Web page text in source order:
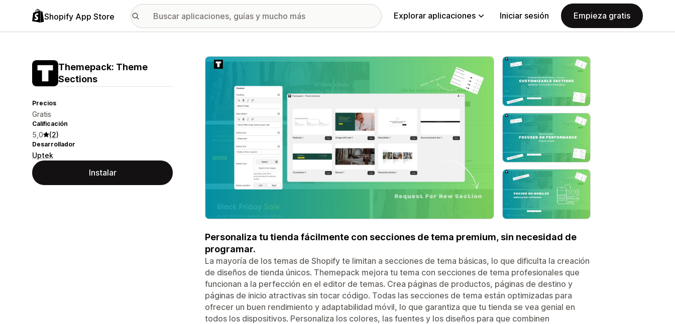
Shopify App Store Explorar aplicaciones Iniciar sesión Empieza gratis
Themepack: Theme
Sections
Precios
Gratis
Calificación
5,0 (2)
Desarrollador
Uptek
Instalar
Galería de imágenes destacadas
Personaliza tu tienda fácilmente con secciones de tema premium, sin necesidad de
programar.
La mayoría de los temas de Shopify te limitan a secciones de tema básicas, lo que dificulta la creación
de diseños de tienda únicos. Themepack mejora tu tema con secciones de tema profesionales que
funcionan a la perfección en el editor de temas. Crea páginas de productos, páginas de destino y
páginas de inicio atractivas sin tocar código. Todas las secciones de tema están optimizadas para
ofrecer un buen rendimiento y adaptabilidad móvil, lo que garantiza que tu tienda se vea genial en
todos los dispositivos. Personaliza los colores, las fuentes y los diseños para que combinen